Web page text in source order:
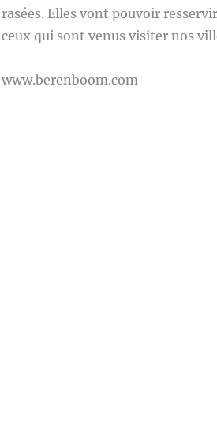
rasées. Elles vont pouvoir
ceux qui sont venus visiter nos
www.berenboom.com